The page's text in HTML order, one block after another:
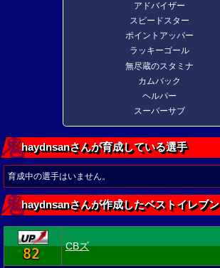
アドバイザー
スピードスター
ポイントアッパー
ラッキーゴール
無尽蔵のスタミナ
カムバック
ヘルパー
スーパーサブ
haydnsanさんが育成している選手
育成中の選手はいません。
haydnsanさんが作成したベストイレブン
★82 CBズ